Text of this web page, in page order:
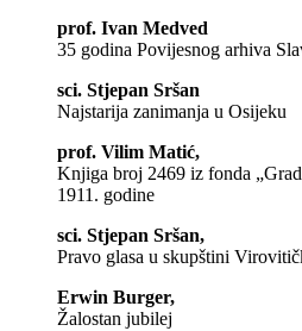
prof. Ivan Medved
35 godina Povijesnog arhiva
sci. Stjepan Sršan
Najstarija zanimanja u Osijeku
prof. Vilim Matić,
Knjiga broj 2469 iz fonda
1911. godine
sci. Stjepan Sršan,
Pravo glasa u skupštini
Erwin Burger,
Žalostan jubilej